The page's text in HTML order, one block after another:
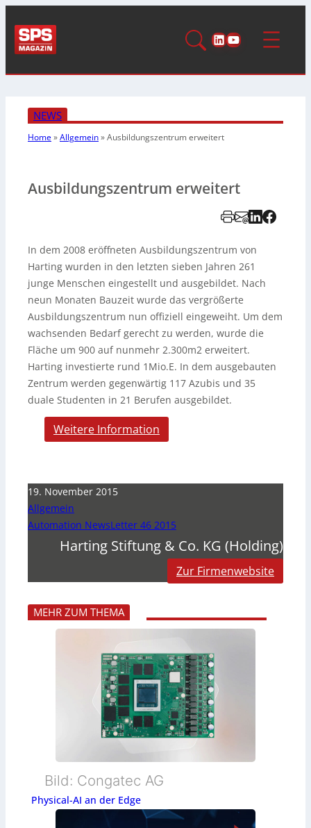
LinkedIn
YouTube
NEWS
Home»Allgemein»Ausbildungszentrum erweitert
Ausbildungszentrum erweitert
In dem 2008 eröffneten Ausbildungszentrum von
Harting wurden in den letzten sieben Jahren 261
junge Menschen eingestellt und ausgebildet. Nach
neun Monaten Bauzeit wurde das vergrößerte
Ausbildungszentrum nun offiziell eingeweiht. Um dem
wachsenden Bedarf gerecht zu werden, wurde die
Fläche um 900 auf nunmehr 2.300m2 erweitert.
Harting investierte rund 1Mio.E. In dem ausgebauten
Zentrum werden gegenwärtig 117 Azubis und 35
duale Studenten in 21 Berufen ausgebildet.
Weitere Information
19. November 2015
Allgemein
Automation NewsLetter 46 2015
Harting Stiftung & Co. KG (Holding)
Zur Firmenwebsite
MEHR ZUM THEMA
Bild: Congatec AG
Physical-AI an der Edge